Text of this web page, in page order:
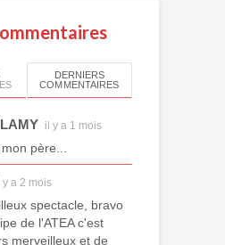
DERNIERS
COMMENTAIRES
il y a 1 mois
père...
y a 2 mois
spectacle, bravo
de l'ATEA c'est
merveilleux et de